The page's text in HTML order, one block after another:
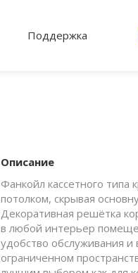
Поддержка
Описание
Фанкойл кассетного типа
потолком, скрывая
Декоративная решётка
в любой интерьер
удобство обслуживания и
ограниченном